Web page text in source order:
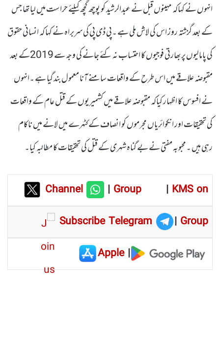
انہوں نے کہاکہ مہینوں قبل نے عبدالرشید کو پوچھ گچھ کیلئے حراست میں لیا تھا جس
کے بعد گزشتہ روز اس کی لاش ملی ہے ۔پی ڈی پی کی سربراہ نے کہا کہ انسانی حقوق
کی پامالیوں پر بھارتی فوجیوں کا احتساب نہ کئے جانے کی وجہ سے 2019کے بعد
مقبوضہ علاقے میں اس طرح کے واقعات سامنے آنا معمول بند گیا ہے ۔انہوں
نے افسوس کا اظہار کیاکہ مقبوضہ علاقے میں کشمیریوں کے قتل عام کے واقعات
کی تحقیقات اور انکوائریاں مجرموں کو انصاف کے کٹہرے میں لانے میں ناکام
رہی ہیں ۔محبوبہ مفتی نے بے گناہ شہری کے قتل کی تحقیقات کا مطالبہ کیا۔
Channel |Group | KMS on
Subscribe Telegram
| Group
|
Apple